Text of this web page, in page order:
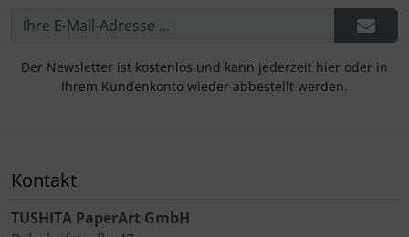
Der Newsletter ist kostenlos und kann jederzeit hier oder in
Ihrem Kundenkonto wieder abbestellt werden.
Kontakt
TUSHITA PaperArt GmbH